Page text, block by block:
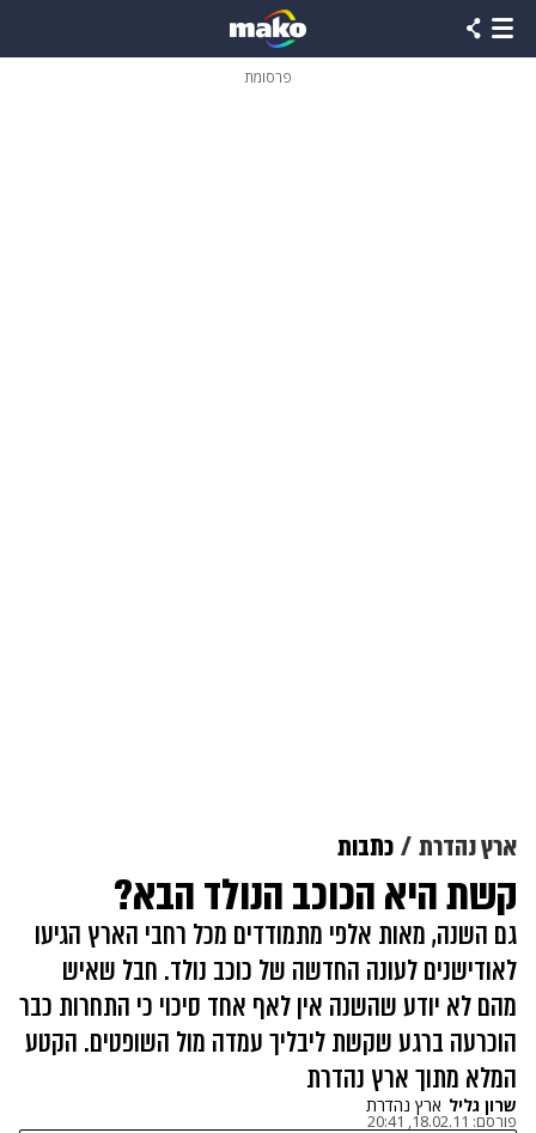
פרסומת
ארץ נהדרת כתבות
קשת היא הכוכב הנולד הבא?
גם השנה, מאות אלפי מתמודדים מכל רחבי הארץ הגיעו
לאודישנים לעונה החדשה של כוכב נולד. חבל שאיש
מהם לא יודע שהשנה אין לאף אחד סיכוי כי התחרות כבר
הוכרעה ברגע שקשת ליבליך עמדה מול השופטים. הקטע
המלא מתוך ארץ נהדרת
שרון גליל ארץ נהדרת
פורסם: 18.02.11, 20:41